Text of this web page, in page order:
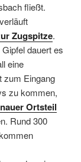
fließt.
Zugspitze.
dauert es
eine
zum Eingang
zu kommen,
Ortsteil
Rund 300